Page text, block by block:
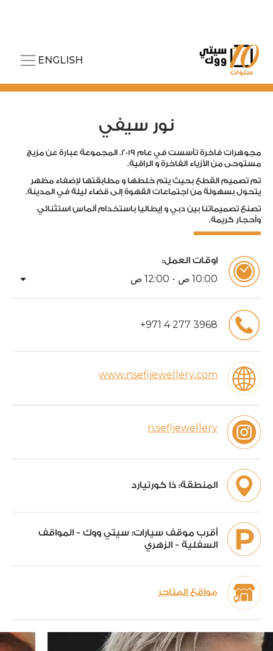
ENGLISH
اوقات العمل:
10:00 ص - 12:00 ص arrow_drop_down
+971 4 277 3968
www.nsefijewellery.com
n.sefijewellery
المنطقة: ذا كورتيارد
أقرب موقف سيارات: سيتي ووك - المواقف
السفلية - الزهري
مواقع المتاجر
نور سيفي
مجوهرات فاخرة تأسست في عام ٢٠١٩. المجموعة عبارة عن مزيج
مستوحى من الأزياء الفاخرة و الراقية.
تم تصميم القطع بحيث يتم خلطها و مطابقتها لإضفاء مظهر
يتحول بسهولة من اجتماعات القهوة إلى قضاء ليلة في المدينة.
تصنع تصميماتنا بين دبي و إيطاليا باستخدام ألماس استثنائي
وأحجار كريمة.